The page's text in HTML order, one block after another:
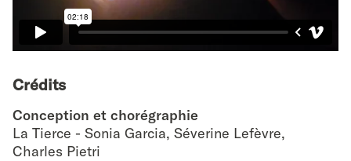
Crédits
Conception et chorégraphie
La Tierce - Sonia Garcia, Séverine Lefèvre,
Charles Pietri